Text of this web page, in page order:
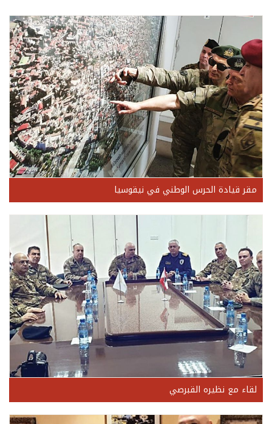
مقر قيادة الحرس الوطني في نيقوسيا
لقاء مع نظيره القبرصي